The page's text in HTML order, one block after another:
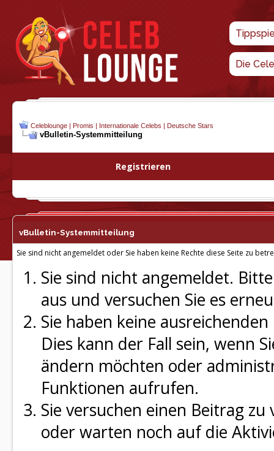
Die
Celeblounge | Promis | Internationale Celebs | Deutsche Stars
vBulletin-Systemmitteilung
Registrieren
vBulletin-Systemmitteilung
Sie sind nicht angemeldet oder Sie haben keine Rechte diese Seite zu
Sie sind nicht angemeldet.
aus und versuchen Sie es
Sie haben keine
Dies kann der Fall sein, wenn
ändern möchten oder
Funktionen aufrufen.
Sie versuchen einen Beitrag
oder warten noch auf die